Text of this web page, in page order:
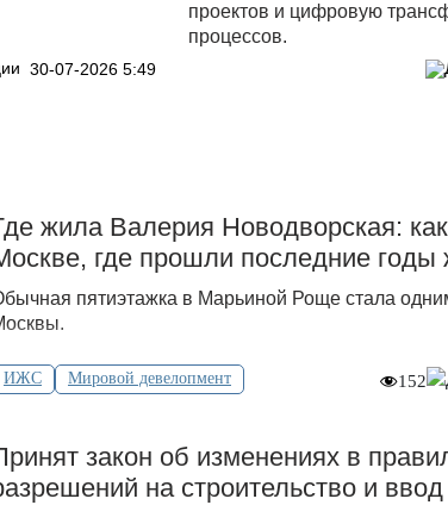
30-07-2026 5:49
проектов и цифровую
процессов.
жила Валерия Новодворская:
где прошли последние годы
пятиэтажка в Марьиной Роще стала
ИЖС Мировой девелопмент 152
закон об изменениях в
на строительство и